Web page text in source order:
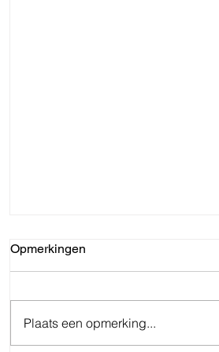
Opmerkingen
Plaats een opmerking...